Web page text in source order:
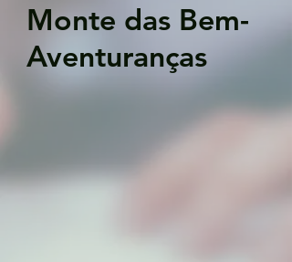
Monte das Bem-
Aventuranças